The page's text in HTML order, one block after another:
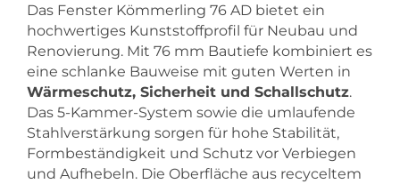
Das Fenster Kömmerling 76 AD bietet ein
hochwertiges Kunststoffprofil für Neubau und
Renovierung. Mit 76 mm Bautiefe kombiniert es
eine schlanke Bauweise mit guten Werten in
Wärmeschutz, Sicherheit und Schallschutz.
Das 5-Kammer-System sowie die umlaufende
Stahlverstärkung sorgen für hohe Stabilität,
Formbeständigkeit und Schutz vor Verbiegen
und Aufhebeln. Die Oberfläche aus recyceltem